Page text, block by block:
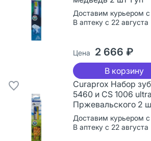
Доставим курьером с
В аптеку с 22 августа
Цена 2 666 ₽
В корзину
Curaprox Набор
5460 и CS 1006
Пржевальского 2
Доставим курьером с
В аптеку с 22 августа